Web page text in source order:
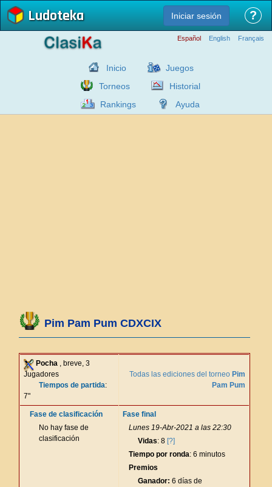
Ludoteka Iniciar sesión ?
Español English Français
Inicio
Juegos
Torneos
Historial
Rankings
Ayuda
Pim Pam Pum CDXCIX
Pocha , breve, 3
Jugadores
Tiempos de partida:
7"
Todas las ediciones del torneo Pim
Pam Pum
Fase de clasificación
No hay fase de
clasificación
Fase final
Lunes 19-Abr-2021 a las 22:30
Vidas: 8 [?]
Tiempo por ronda: 6 minutos
Premios
Ganador: 6 días de